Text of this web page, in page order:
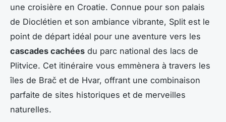
une croisière en Croatie. Connue pour son palais
de Dioclétien et son ambiance vibrante, Split est le
point de départ idéal pour une aventure vers les
cascades cachées du parc national des lacs de
Plitvice. Cet itinéraire vous emmènera à travers les
îles de Brač et de Hvar, offrant une combinaison
parfaite de sites historiques et de merveilles
naturelles.